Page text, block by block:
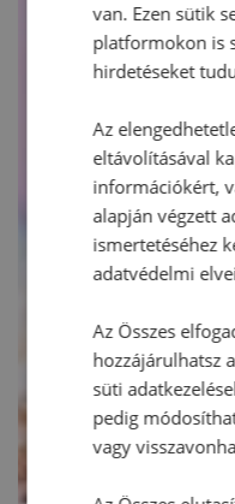
van. Ezen sütik
platformokon is
hirdetéseket
Az
eltávolításával
információkért,
alapján végzett
ismertetéséhez
adatvédelmi
Az Összes
hozzájárulhatsz
süti
pedig
vagy